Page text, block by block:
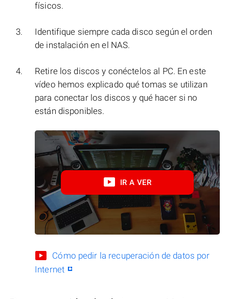
físicos.
Identifique siempre cada disco según el orden
de instalación en el NAS.
Retire los discos y conéctelos al PC. En este
vídeo hemos explicado qué tomas se utilizan
para conectar los discos y qué hacer si no
están disponibles.
IR A VER
Cómo pedir la recuperación de datos por
Internet